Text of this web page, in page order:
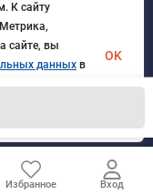
защищены
Избранное Вход
К cайту
сайте, вы
данных в
персональных
OK